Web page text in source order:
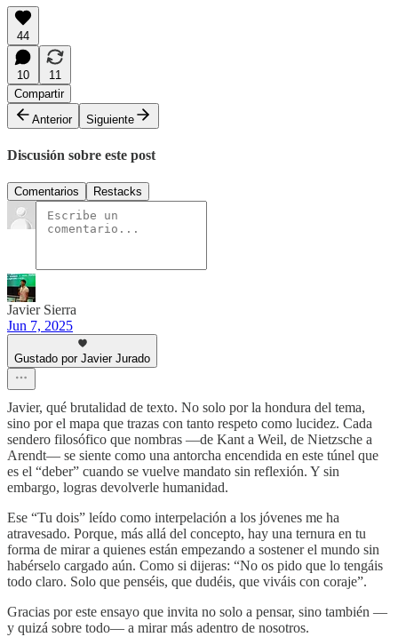
44
10
11
Compartir
Anterior
Siguiente
Discusión sobre este post
Comentarios Restacks
Javier Sierra
Jun 7, 2025
Gustado por Javier Jurado
Javier, qué brutalidad de texto. No solo por la hondura del tema,
sino por el mapa que trazas con tanto respeto como lucidez. Cada
sendero filosófico que nombras —de Kant a Weil, de Nietzsche a
Arendt— se siente como una antorcha encendida en este túnel que
es el “deber” cuando se vuelve mandato sin reflexión. Y sin
embargo, logras devolverle humanidad.
Ese “Tu dois” leído como interpelación a los jóvenes me ha
atravesado. Porque, más allá del concepto, hay una ternura en tu
forma de mirar a quienes están empezando a sostener el mundo sin
habérselo cargado aún. Como si dijeras: “No os pido que lo tengáis
todo claro. Solo que penséis, que dudéis, que viváis con coraje”.
Gracias por este ensayo que invita no solo a pensar, sino también —
y quizá sobre todo— a mirar más adentro de nosotros.